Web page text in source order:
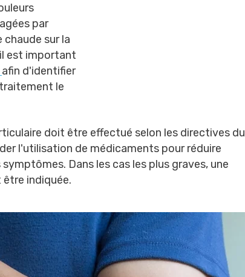
par
sur la
est important
afin d'identifier
le
doit être effectué selon les directives du
l'utilisation de médicaments pour réduire
Dans les cas les plus graves, une
indiquée.